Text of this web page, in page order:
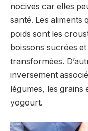
nocives car elles
santé. Les aliments
poids sont les
boissons sucrées
transformées.
inversement
légumes, les
yogourt.